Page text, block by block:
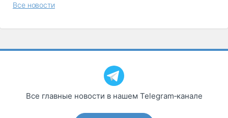
Все новости
Все главные новости в нашем Telegram‑канале